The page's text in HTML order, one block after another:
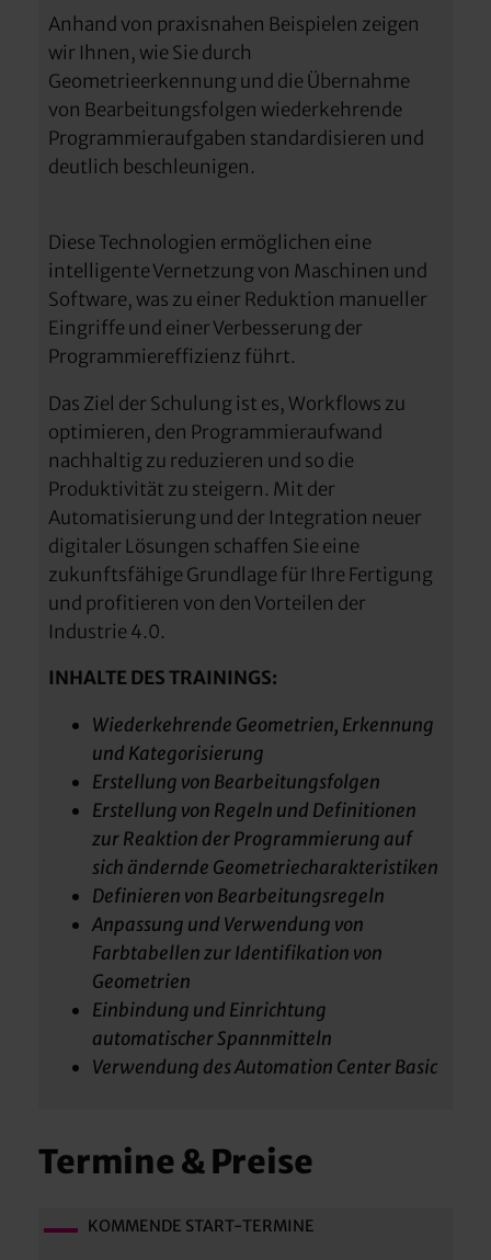
Anhand von praxisnahen Beispielen zeigen
wir Ihnen, wie Sie durch
Geometrieerkennung und die Übernahme
von Bearbeitungsfolgen wiederkehrende
Programmieraufgaben standardisieren und
deutlich beschleunigen.
Diese Technologien ermöglichen eine
intelligente Vernetzung von Maschinen und
Software, was zu einer Reduktion manueller
Eingriffe und einer Verbesserung der
Programmiereffizienz führt.
Das Ziel der Schulung ist es, Workflows zu
optimieren, den Programmieraufwand
nachhaltig zu reduzieren und so die
Produktivität zu steigern. Mit der
Automatisierung und der Integration neuer
digitaler Lösungen schaffen Sie eine
zukunftsfähige Grundlage für Ihre Fertigung
und profitieren von den Vorteilen der
Industrie 4.0.
INHALTE DES TRAININGS:
Wiederkehrende Geometrien, Erkennung
und Kategorisierung
Erstellung von Bearbeitungsfolgen
Erstellung von Regeln und Definitionen
zur Reaktion der Programmierung auf
sich ändernde Geometriecharakteristiken
Definieren von Bearbeitungsregeln
Anpassung und Verwendung von
Farbtabellen zur Identifikation von
Geometrien
Einbindung und Einrichtung
automatischer Spannmitteln
Verwendung des Automation Center Basic
Termine & Preise
KOMMENDE START-TERMINE